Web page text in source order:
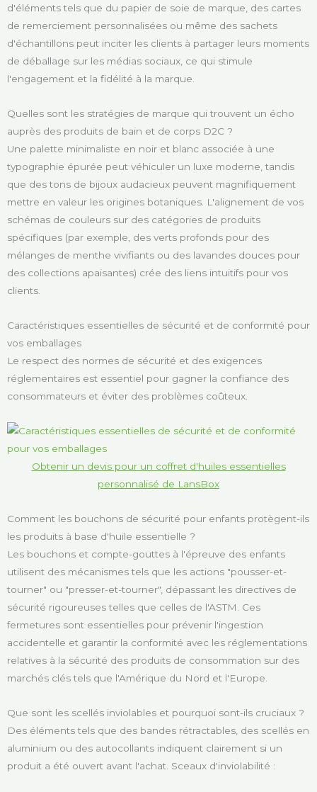
d'éléments tels que du papier de soie de marque, des cartes
de remerciement personnalisées ou même des sachets
d'échantillons peut inciter les clients à partager leurs moments
de déballage sur les médias sociaux, ce qui stimule
l'engagement et la fidélité à la marque.
Quelles sont les stratégies de marque qui trouvent un écho
auprès des produits de bain et de corps D2C ?
Une palette minimaliste en noir et blanc associée à une
typographie épurée peut véhiculer un luxe moderne, tandis
que des tons de bijoux audacieux peuvent magnifiquement
mettre en valeur les origines botaniques. L'alignement de vos
schémas de couleurs sur des catégories de produits
spécifiques (par exemple, des verts profonds pour des
mélanges de menthe vivifiants ou des lavandes douces pour
des collections apaisantes) crée des liens intuitifs pour vos
clients.
Caractéristiques essentielles de sécurité et de conformité pour
vos emballages
Le respect des normes de sécurité et des exigences
réglementaires est essentiel pour gagner la confiance des
consommateurs et éviter des problèmes coûteux.
Obtenir un devis pour un coffret d'huiles essentielles
personnalisé de LansBox
Comment les bouchons de sécurité pour enfants protègent-ils
les produits à base d'huile essentielle ?
Les bouchons et compte-gouttes à l'épreuve des enfants
utilisent des mécanismes tels que les actions "pousser-et-
tourner" ou "presser-et-tourner", dépassant les directives de
sécurité rigoureuses telles que celles de l'ASTM. Ces
fermetures sont essentielles pour prévenir l'ingestion
accidentelle et garantir la conformité avec les réglementations
relatives à la sécurité des produits de consommation sur des
marchés clés tels que l'Amérique du Nord et l'Europe.
Que sont les scellés inviolables et pourquoi sont-ils cruciaux ?
Des éléments tels que des bandes rétractables, des scellés en
aluminium ou des autocollants indiquent clairement si un
produit a été ouvert avant l'achat. Sceaux d'inviolabilité :